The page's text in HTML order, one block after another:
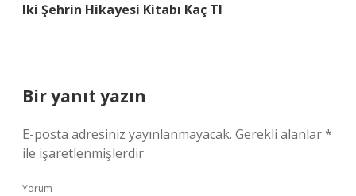
Iki Şehrin Hikayesi Kitabı Kaç Tl
Bir yanıt yazın
E-posta adresiniz yayınlanmayacak. Gerekli alanlar*
ile işaretlenmişlerdir
Yorum